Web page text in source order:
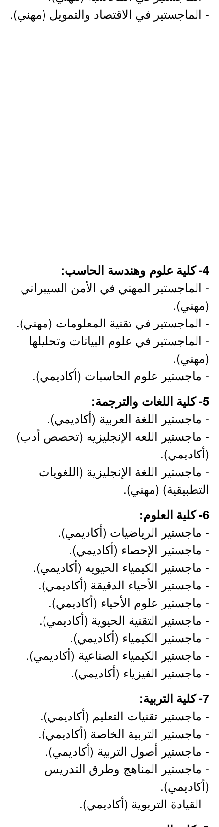
- الماجستير في الاقتصاد والتمويل (مهني).
4- كلية علوم وهندسة الحاسب:
- الماجستير المهني في الأمن السيبراني
(مهني).
- الماجستير في تقنية المعلومات (مهني).
- الماجستير في علوم البيانات وتحليلها
(مهني).
- ماجستير علوم الحاسبات (أكاديمي).
5- كلية اللغات والترجمة:
- ماجستير اللغة العربية (أكاديمي).
- ماجستير اللغة الإنجليزية (تخصص أدب)
(أكاديمي).
- ماجستير اللغة الإنجليزية (اللغويات
التطبيقية) (مهني).
6- كلية العلوم:
- ماجستير الرياضيات (أكاديمي).
- ماجستير الإحصاء (أكاديمي).
- ماجستير الكيمياء الحيوية (أكاديمي).
- ماجستير الأحياء الدقيقة (أكاديمي).
- ماجستير علوم الأحياء (أكاديمي).
- ماجستير التقنية الحيوية (أكاديمي).
- ماجستير الكيمياء (أكاديمي).
- ماجستير الكيمياء الصناعية (أكاديمي).
- ماجستير الفيزياء (أكاديمي).
7- كلية التربية:
- ماجستير تقنيات التعليم (أكاديمي).
- ماجستير التربية الخاصة (أكاديمي).
- ماجستير أصول التربية (أكاديمي).
- ماجستير المناهج وطرق التدريس
(أكاديمي).
- القيادة التربوية (أكاديمي).